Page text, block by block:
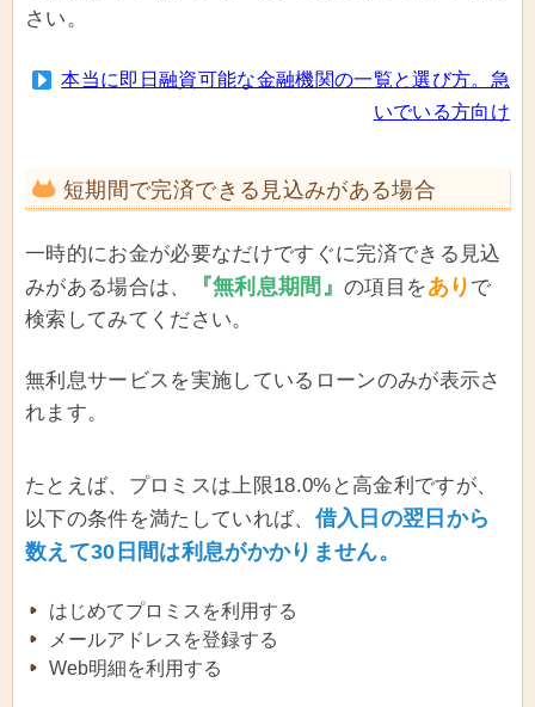
さい。
本当に即日融資可能な金融機関の一覧と選び方。急
いでいる方向け
短期間で完済できる見込みがある場合
一時的にお金が必要なだけですぐに完済できる見込
みがある場合は、
『無利息期間』の項目をあり で
検索してみてください。
無利息サービスを実施しているローンのみが表示さ
れます。
たとえば、プロミスは上限18.0%と高金利ですが、
以下の条件を満たしていれば、 借入日の翌日から
数えて30日間は利息がかかりません。
はじめてプロミスを利用する
メールアドレスを登録する
Web明細を利用する